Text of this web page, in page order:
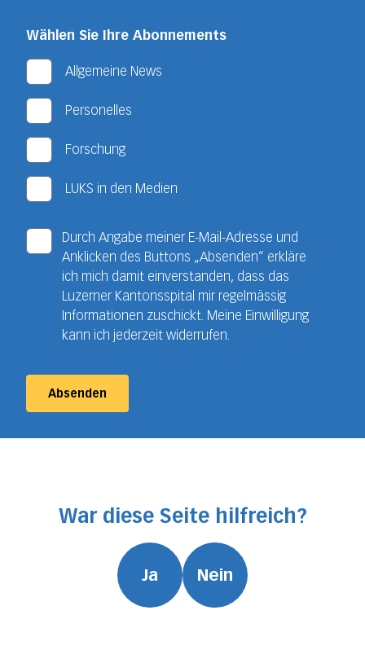
Wählen Sie Ihre Abonnements
Allgemeine News
Personelles
Forschung
LUKS in den Medien
Durch Angabe meiner E-Mail-Adresse und
Anklicken des Buttons „Absenden“ erkläre
ich mich damit einverstanden, dass das
Luzerner Kantonsspital mir regelmässig
Informationen zuschickt. Meine Einwilligung
kann ich jederzeit widerrufen.
Absenden
War diese Seite hilfreich?
Ja Nein